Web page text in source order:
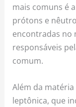
mais comuns é
prótons e
encontradas no
responsáveis
comum.
Além da
leptônica, que